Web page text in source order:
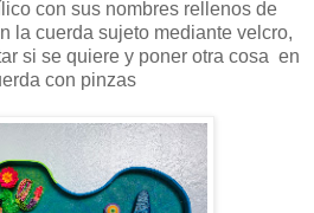
con sus nombres rellenos de
la cuerda sujeto mediante velcro,
si se quiere y poner otra cosa en
con pinzas